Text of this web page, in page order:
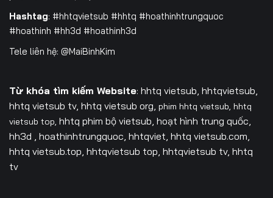
Hashtag: #hhtqvietsub #hhtq #hoathinhtrungquoc
#hoathinh #hh3d #hoathinh3d
Tele liên hệ: @MaiBinhKim
Từ khóa tìm kiếm Website: hhtq vietsub, hhtqvietsub,
hhtq vietsub tv, hhtq vietsub org, phim hhtq vietsub, hhtq
vietsub top, hhtq phim bộ vietsub, hoạt hình trung quốc,
hh3d , hoathinhtrungquoc, hhtqviet, hhtq vietsub.com,
hhtq vietsub.top, hhtqvietsub top, hhtqvietsub tv, hhtq
tv